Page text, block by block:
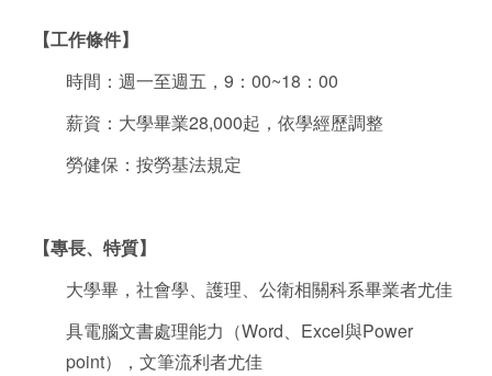
【工作條件】
時間：週一至週五，9：00~18：00
薪資：大學畢業28,000起，依學經歷調整
勞健保：按勞基法規定
【專長、特質】
大學畢，社會學、護理、公衛相關科系畢業者尤佳
具電腦文書處理能力（Word、Excel與Power
point），文筆流利者尤佳